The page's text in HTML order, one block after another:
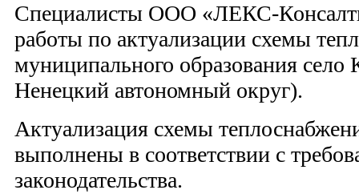
Специалисты ООО «ЛЕКС-
работы по актуализации схемы
муниципального образования
Ненецкий автономный округ).
Актуализация схемы
выполнены в соответствии с
законодательства.